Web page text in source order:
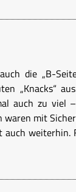
die „B-
„Knacks“
auch zu viel
waren mit
weiterhin.